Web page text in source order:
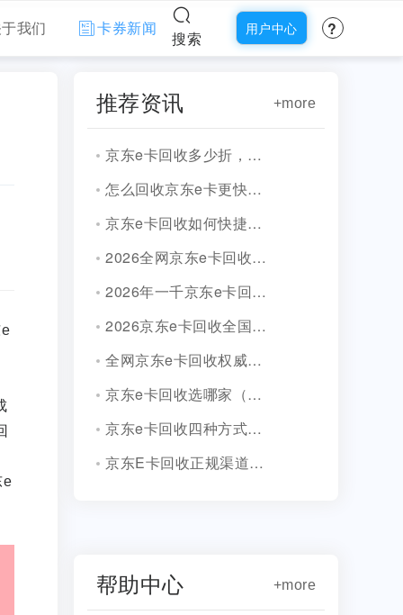
我们 卡券新闻
搜索
用户中心 ?
e
推荐资讯 +more
京东e卡回收多少折，一招洞悉2026年回收价格表!
怎么回收京东e卡更快捷，新手操作攻略！
京东e卡回收如何快捷，记住这三类京东卡回收平台！
2026全网京东e卡回收权威合规平台有哪些？
2026年一千京东e卡回收多少钱（附完整价格表）
2026京东e卡回收全国常用的三大平台排行榜！
全网京东e卡回收权威合规平台有哪些？
京东e卡回收选哪家（2026年版本)
京东e卡回收四种方式实测对比！
京东E卡回收正规渠道清单!
帮助中心 +more